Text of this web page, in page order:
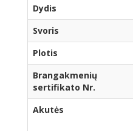
Dydis
Svoris
Plotis
Brangakmenių
sertifikato Nr.
Akutės